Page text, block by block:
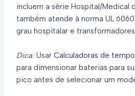
incluem a série Hospital/Medical
também atende à norma UL
grau hospitalar e
Dica:Usar Calculadoras de
para dimensionar baterias para
pico antes de selecionar um